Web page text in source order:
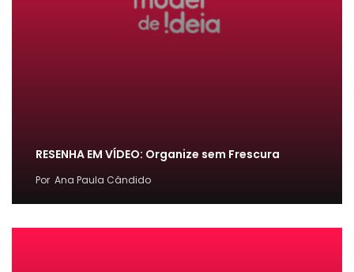
RESENHA EM VÍDEO: Organize sem Frescura
Por Ana Paula Cândido